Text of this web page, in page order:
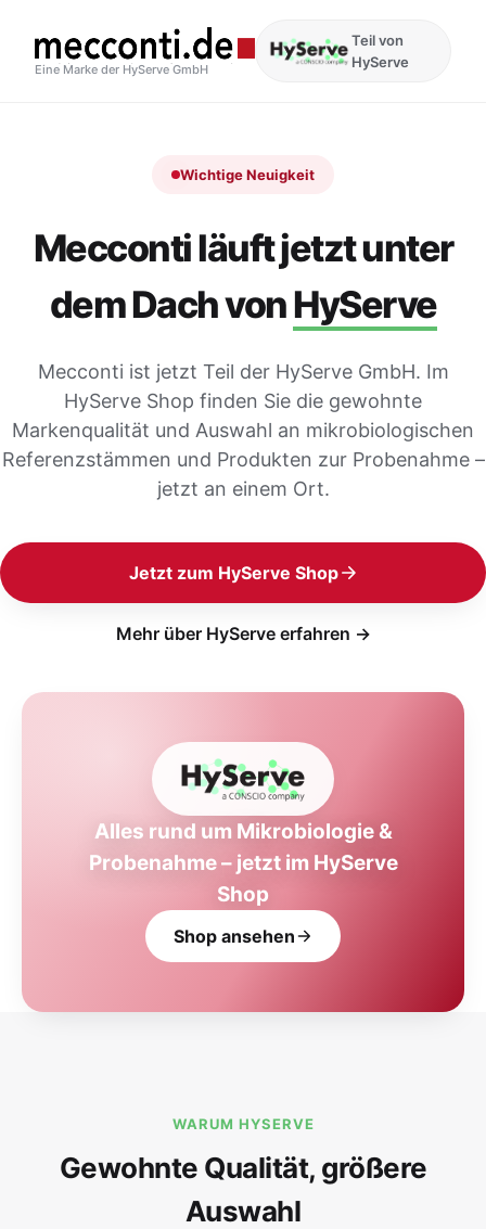
Eine Marke der HyServe GmbH
Teil von
HyServe
Wichtige Neuigkeit
Mecconti läuft jetzt unter
dem Dach vonHyServe
Mecconti ist jetzt Teil der HyServe GmbH. Im
HyServe Shop finden Sie die gewohnte
Markenqualität und Auswahl an mikrobiologischen
Referenzstämmen und Produkten zur Probenahme –
jetzt an einem Ort.
Jetzt zum HyServe Shop
Mehr über HyServe erfahren →
Alles rund um Mikrobiologie &
Probenahme – jetzt im HyServe
Shop
Shop ansehen
WARUM HYSERVE
Gewohnte Qualität, größere
Auswahl